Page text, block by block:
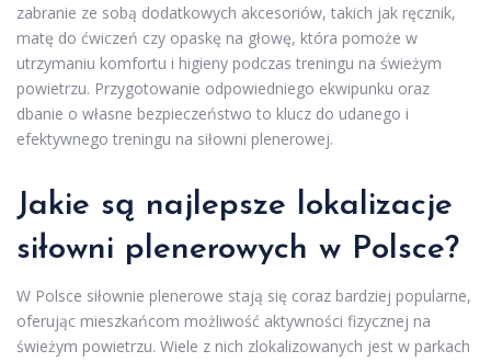
zabranie ze sobą dodatkowych akcesoriów, takich jak ręcznik,
matę do ćwiczeń czy opaskę na głowę, która pomoże w
utrzymaniu komfortu i higieny podczas treningu na świeżym
powietrzu. Przygotowanie odpowiedniego ekwipunku oraz
dbanie o własne bezpieczeństwo to klucz do udanego i
efektywnego treningu na siłowni plenerowej.
Jakie są najlepsze lokalizacje
siłowni plenerowych w Polsce?
W Polsce siłownie plenerowe stają się coraz bardziej popularne,
oferując mieszkańcom możliwość aktywności fizycznej na
świeżym powietrzu. Wiele z nich zlokalizowanych jest w parkach